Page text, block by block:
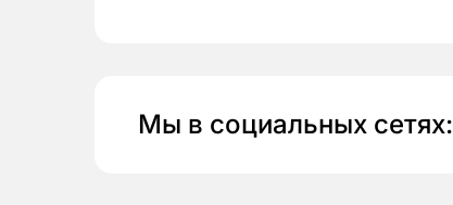
Мы в социальных сетях: